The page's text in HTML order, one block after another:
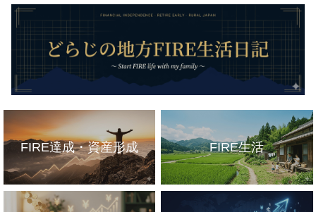
FIRE達成・資産形成 FIRE生活